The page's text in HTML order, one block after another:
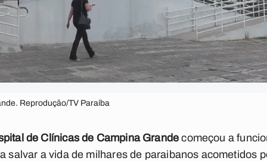
Reprodução/TV Paraíba
de Clínicas de Campina Grande começou a
salvar a vida de milhares de paraibanos acometidos